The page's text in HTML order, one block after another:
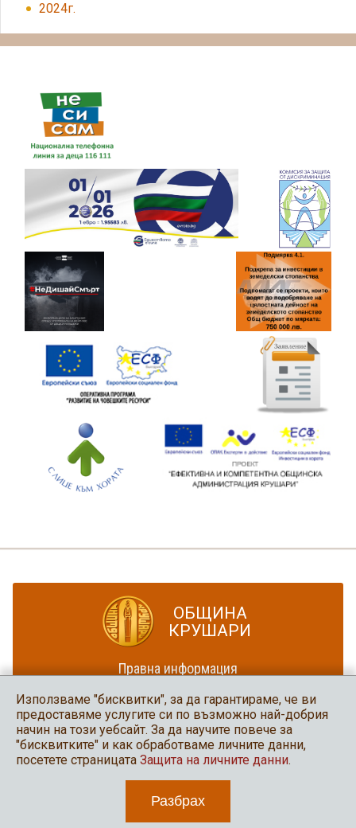
2024г.
ОБЩИНА
КРУШАРИ
Правна информация
Карта на сайта
Община Крушари
в социалните мрежи
Уеб дизайн и програмиране: Нео медия
Използваме "бисквитки", за да гарантираме, че ви
предоставяме услугите си по възможно най-добрия
начин на този уебсайт. За да научите повече за
"бисквитките" и как обработваме личните данни,
посетете страницата Защита на личните данни.
Разбрах